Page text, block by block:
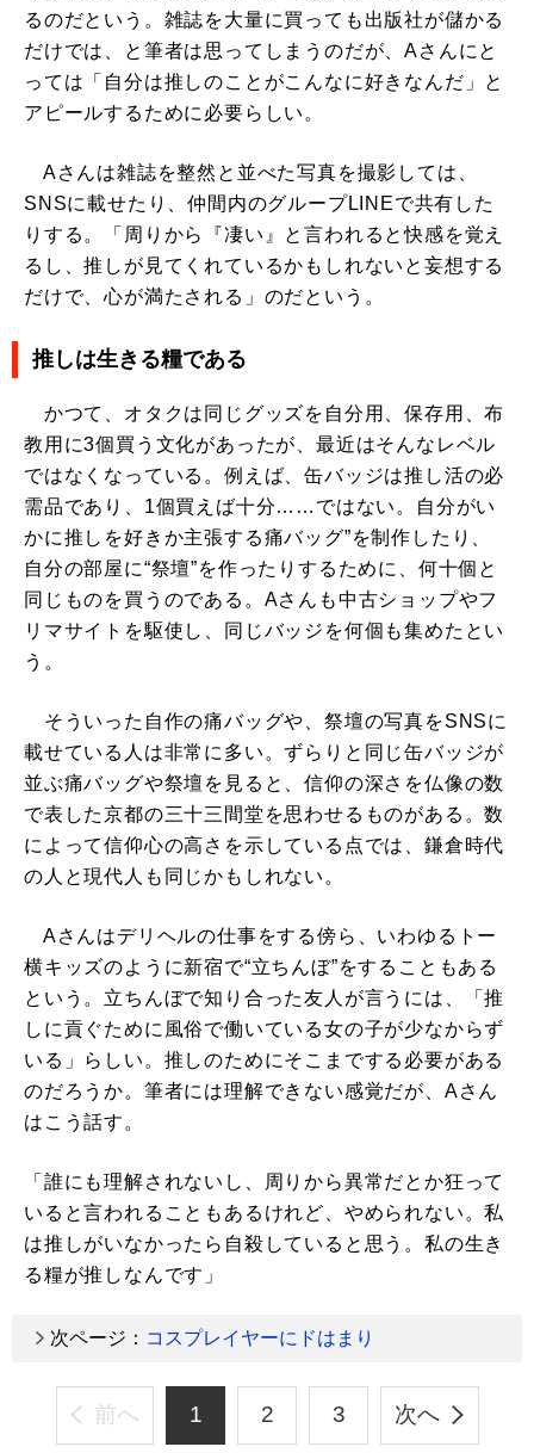
るのだという。雑誌を大量に買っても出版社が儲かる
だけでは、と筆者は思ってしまうのだが、Aさんにと
っては「自分は推しのことがこんなに好きなんだ」と
アピールするために必要らしい。
Aさんは雑誌を整然と並べた写真を撮影しては、
SNSに載せたり、仲間内のグループLINEで共有した
りする。「周りから『凄い』と言われると快感を覚え
るし、推しが見てくれているかもしれないと妄想する
だけで、心が満たされる」のだという。
推しは生きる糧である
かつて、オタクは同じグッズを自分用、保存用、布
教用に3個買う文化があったが、最近はそんなレベル
ではなくなっている。例えば、缶バッジは推し活の必
需品であり、1個買えば十分……ではない。自分がい
かに推しを好きか主張する痛バッグ”を制作したり、
自分の部屋に“祭壇”を作ったりするために、何十個と
同じものを買うのである。Aさんも中古ショップやフ
リマサイトを駆使し、同じバッジを何個も集めたとい
う。
そういった自作の痛バッグや、祭壇の写真をSNSに
載せている人は非常に多い。ずらりと同じ缶バッジが
並ぶ痛バッグや祭壇を見ると、信仰の深さを仏像の数
で表した京都の三十三間堂を思わせるものがある。数
によって信仰心の高さを示している点では、鎌倉時代
の人と現代人も同じかもしれない。
Aさんはデリヘルの仕事をする傍ら、いわゆるトー
横キッズのように新宿で“立ちんぼ”をすることもある
という。立ちんぼで知り合った友人が言うには、「推
しに貢ぐために風俗で働いている女の子が少なからず
いる」らしい。推しのためにそこまでする必要がある
のだろうか。筆者には理解できない感覚だが、Aさん
はこう話す。
「誰にも理解されないし、周りから異常だとか狂って
いると言われることもあるけれど、やめられない。私
は推しがいなかったら自殺していると思う。私の生き
る糧が推しなんです」
次ページ： コスプレイヤーにドはまり
前へ 1 2 3 次へ